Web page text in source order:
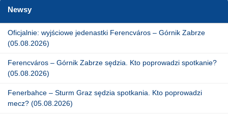
Newsy
Oficjalnie: wyjściowe jedenastki Ferencváros – Górnik Zabrze
(05.08.2026)
Ferencváros – Górnik Zabrze sędzia. Kto poprowadzi spotkanie?
(05.08.2026)
Fenerbahce – Sturm Graz sędzia spotkania. Kto poprowadzi
mecz? (05.08.2026)